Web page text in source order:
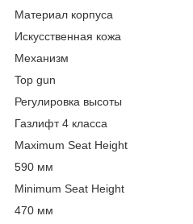
Материал корпуса
Искусственная кожа
Механизм
Top gun
Регулировка высоты
Газлифт 4 класса
Maximum Seat Height
590 мм
Minimum Seat Height
470 мм